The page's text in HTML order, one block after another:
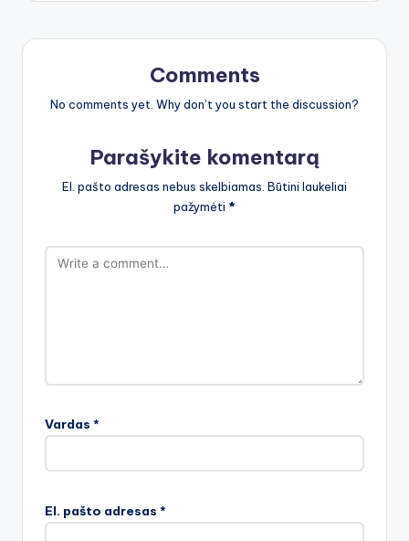
Comments
No comments yet. Why don’t you start the discussion?
Parašykite komentarą
El. pašto adresas nebus skelbiamas. Būtini laukeliai
pažymėti *
Vardas *
El. pašto adresas *